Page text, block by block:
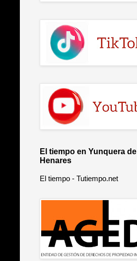
El tiempo en Yunquera de
Henares
El tiempo - Tutiempo.net